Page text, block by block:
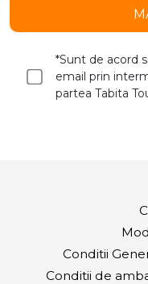
*Sunt de acord
email prin
partea Tabita
Conditii
Conditii de